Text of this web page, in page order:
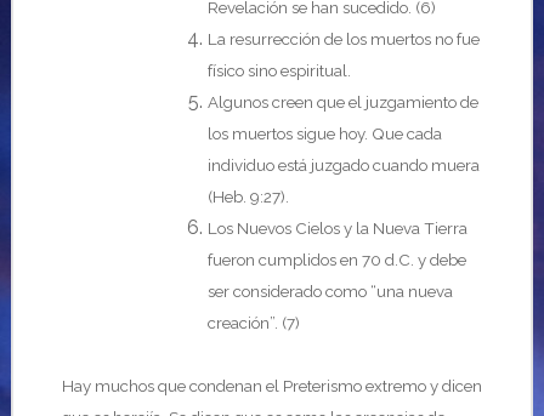
Revelación se han sucedido. (6)
La resurrección de los muertos no fue
físico sino espiritual.
Algunos creen que el juzgamiento de
los muertos sigue hoy. Que cada
individuo está juzgado cuando muera
(Heb. 9:27).
Los Nuevos Cielos y la Nueva Tierra
fueron cumplidos en 70 d.C. y debe
ser considerado como “una nueva
creación”. (7)
Hay muchos que condenan el Preterismo extremo y dicen